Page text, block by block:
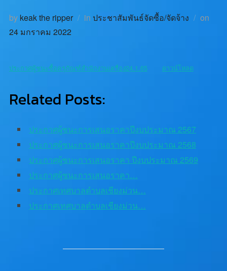
by keak the ripper in ประชาสัมพันธ์จัดซื้อ/จัดจ้าง
on
24 มกราคม 2022
ประกาศผู้ชนะซื้อครุภัณฑ์สำนักงานเครื่อง24.1.65 ดาวน์โหลด
Related Posts:
ประกาศผู้ชนะการเสนอราคาปีงบประมาณ 2567
ประกาศผู้ชนะการเสนอราคาปีงบประมาณ 2568
ประกาศผู้ชนะการเสนอราคา ปีงบประมาณ 2569
ประกาศผู้ชนะการเสนอราคา…
ประกาศเทศบาลตำบลเชียงม่วน…
ประกาศเทศบาลตำบลเชียงม่วน…